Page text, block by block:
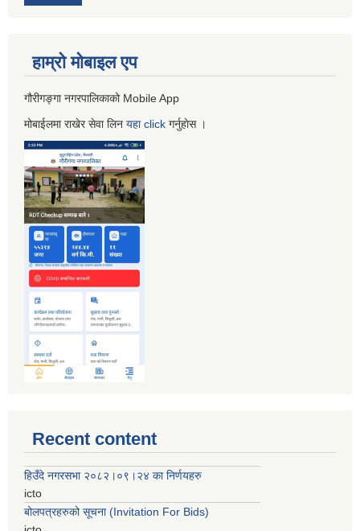
हाम्रो माेबाइल एप
गौरीगङ्गा नगरपालिकाको Mobile App
मोबाईलमा राखेर सेवा लिन यहाclick गर्नुहाेस ।
Recent content
हिउँदे नगरसभा २०८२।०९।२४ का निर्णयहरु
icto
बोलपत्रहरुको सूचना (Invitation For Bids)